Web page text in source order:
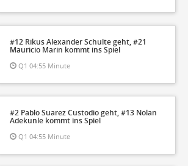
#12 Rikus Alexander Schulte geht, #21
Mauricio Marin kommt ins Spiel
Q1 04:55 Minute
#2 Pablo Suarez Custodio geht, #13 Nolan
Adekunle kommt ins Spiel
Q1 04:55 Minute